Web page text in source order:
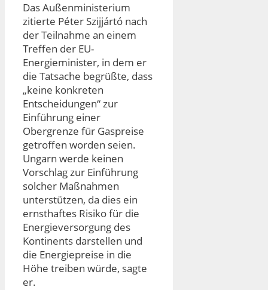
Das Außenministerium
zitierte Péter Szijjártó nach
der Teilnahme an einem
Treffen der EU-
Energieminister, in dem er
die Tatsache begrüßte, dass
„keine konkreten
Entscheidungen“ zur
Einführung einer
Obergrenze für Gaspreise
getroffen worden seien.
Ungarn werde keinen
Vorschlag zur Einführung
solcher Maßnahmen
unterstützen, da dies ein
ernsthaftes Risiko für die
Energieversorgung des
Kontinents darstellen und
die Energiepreise in die
Höhe treiben würde, sagte
er.